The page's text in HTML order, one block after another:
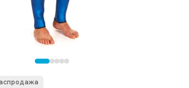
плавания в холодной воде
пошив